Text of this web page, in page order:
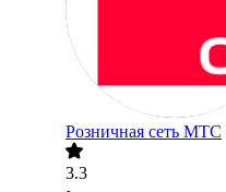
Розничная сеть МТС
3.3